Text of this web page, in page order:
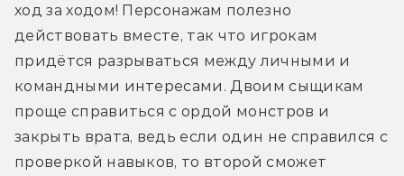
ход за ходом! Персонажам полезно
действовать вместе, так что игрокам
придётся разрываться между личными и
командными интересами. Двоим сыщикам
проще справиться с ордой монстров и
закрыть врата, ведь если один не справился с
проверкой навыков, то второй сможет